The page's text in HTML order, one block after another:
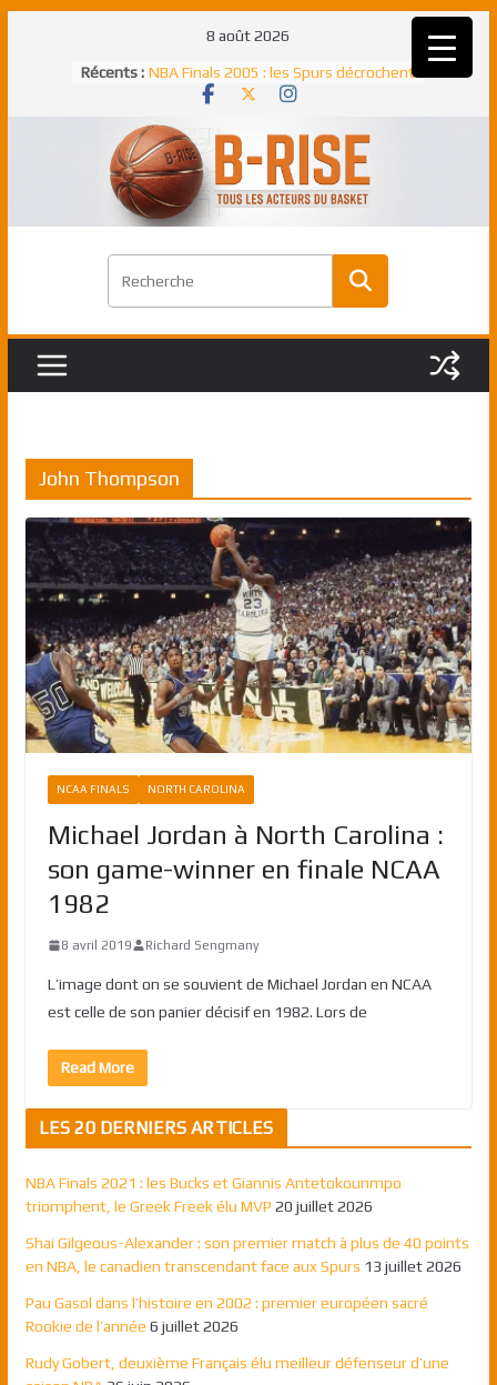
8 août 2026
Récents : NBA Finals 2005 : les Spurs décrochent
un troisième titre NBA, la rude bataille
NBA Finals 2021 : les Bucks et Giannis
Antetokounmpo triomphent, le Greek
Freek élu MVP
Shai Gilgeous-Alexander : son premier
match à plus de 40 points en NBA, le
Pau Gasol dans l’histoire en 2002 :
premier européen sacré Rookie de
Rudy Gobert, deuxième Français élu
John Thompson
NCAA FINALS NORTH CAROLINA
Michael Jordan à North Carolina :
son game-winner en finale NCAA
1982
8 avril 2019 Richard Sengmany
L’image dont on se souvient de Michael Jordan en NCAA
est celle de son panier décisif en 1982. Lors de
Read More
LES 20 DERNIERS ARTICLES
NBA Finals 2021 : les Bucks et Giannis Antetokounmpo
triomphent, le Greek Freek élu MVP 20 juillet 2026
Shai Gilgeous-Alexander : son premier match à plus de 40 points
en NBA, le canadien transcendant face aux Spurs 13 juillet 2026
Pau Gasol dans l’histoire en 2002 : premier européen sacré
Rookie de l’année 6 juillet 2026
Rudy Gobert, deuxième Français élu meilleur défenseur d’une